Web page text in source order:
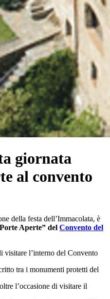
giornata
al convento
della festa dell’Immacolata, è
Aperte” del Convento del
visitare l’interno del Convento
tra i monumenti protetti del
l’occasione di visitare il